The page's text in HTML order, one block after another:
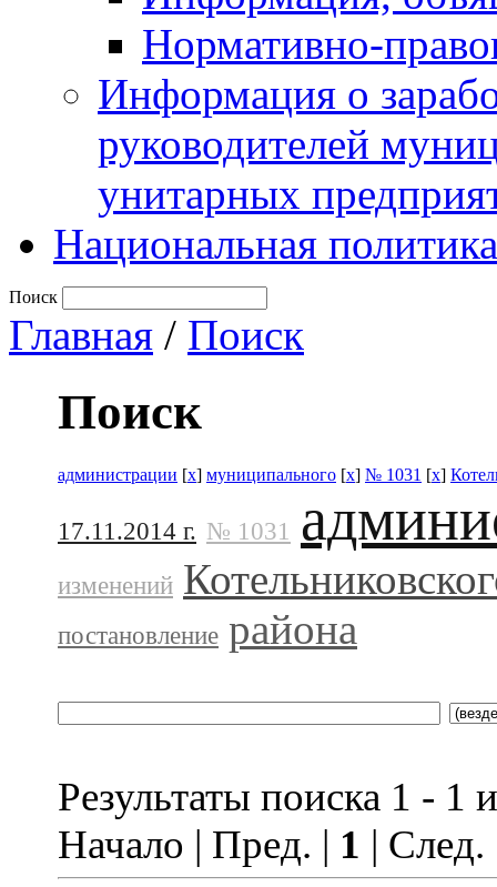
Нормативно-
Информация о
руководителей
унитарных
Национальная политика
Поиск
Главная / Поиск
Поиск
администрации [x] муниципального [x] № 1031 [x]
17.11.2014 г. № 1031
изменений
постановление района
Результаты поиска 1 - 1
Начало | Пред. | 1 |